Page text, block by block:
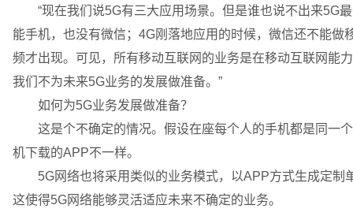
“现在我们说5G有三大应用场景。但是谁也说不出来5G最
能手机，也没有微信；4G刚落地应用的时候，微信还不能
频才出现。可见，所有移动互联网的业务是在移动互联网能
我们不为未来5G业务的发展做准备。”
如何为5G业务发展做准备？
这是个不确定的情况。假设在座每个人的手机都是同一个
机下载的APP不一样。
5G网络也将采用类似的业务模式，以APP方式生成定制
这使得5G网络能够灵活适应未来不确定的业务。